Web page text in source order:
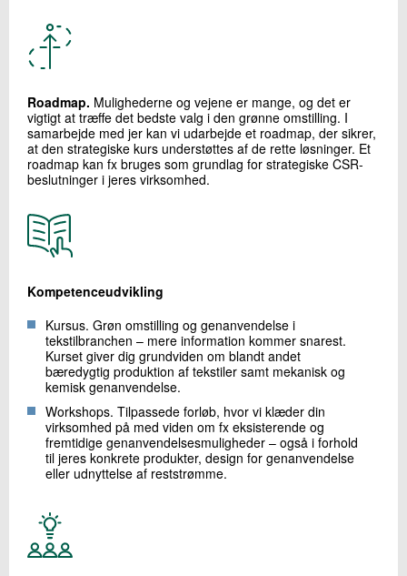
Roadmap. Mulighederne og vejene er mange, og det er
vigtigt at træffe det bedste valg i den grønne omstilling. I
samarbejde med jer kan vi udarbejde et roadmap, der sikrer,
at den strategiske kurs understøttes af de rette løsninger. Et
roadmap kan fx bruges som grundlag for strategiske CSR-
beslutninger i jeres virksomhed.
Kompetenceudvikling
Kursus. Grøn omstilling og genanvendelse i
tekstilbranchen – mere information kommer snarest.
Kurset giver dig grundviden om blandt andet
bæredygtig produktion af tekstiler samt mekanisk og
kemisk genanvendelse.
Workshops. Tilpassede forløb, hvor vi klæder din
virksomhed på med viden om fx eksisterende og
fremtidige genanvendelsesmuligheder – også i forhold
til jeres konkrete produkter, design for genanvendelse
eller udnyttelse af reststrømme.